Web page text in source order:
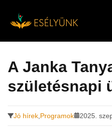
tartalomra
A Janka
születésnapi
Jó hírek Programok 2025.